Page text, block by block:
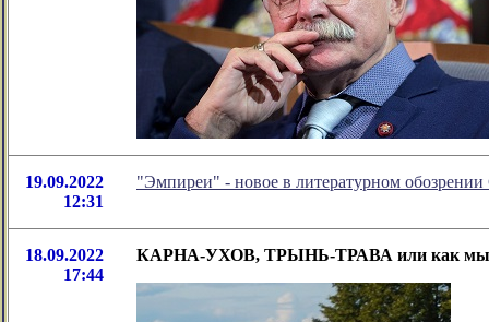
19.09.2022
12:31
"Эмпиреи" - новое в литературном
18.09.2022
17:44
КАРНА-УХОВ, ТРЫНЬ-ТРАВА или как мы